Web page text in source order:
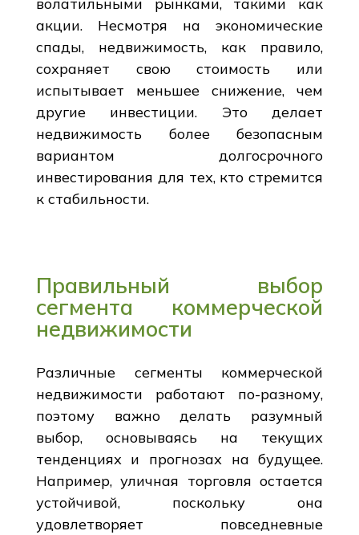
акции. Несмотря на экономические
спады, недвижимость, как правило,
сохраняет свою стоимость или
испытывает меньшее снижение, чем
другие инвестиции. Это делает
недвижимость более безопасным
вариантом долгосрочного
инвестирования для тех, кто стремится
к стабильности.
Правильный выбор
сегмента коммерческой
недвижимости
Различные сегменты коммерческой
недвижимости работают по-разному,
поэтому важно делать разумный
выбор, основываясь на текущих
тенденциях и прогнозах на будущее.
Например, уличная торговля остается
устойчивой, поскольку она
удовлетворяет повседневные